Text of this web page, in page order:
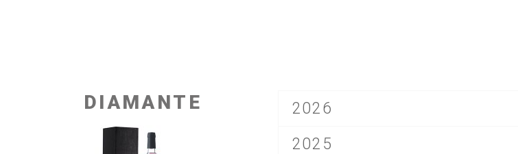
DIAMANTE
2026
2025